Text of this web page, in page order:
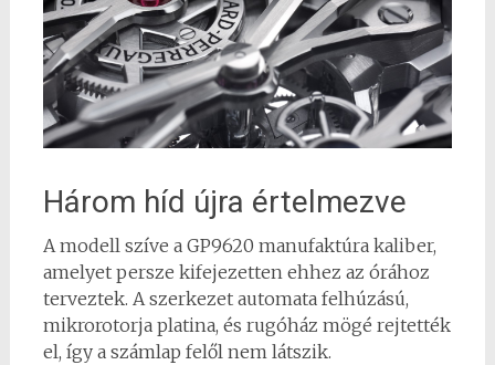
Három híd újra értelmezve
A modell szíve a GP9620 manufaktúra kaliber,
amelyet persze kifejezetten ehhez az órához
terveztek. A szerkezet automata felhúzású,
mikrorotorja platina, és rugóház mögé rejtették
el, így a számlap felől nem látszik.